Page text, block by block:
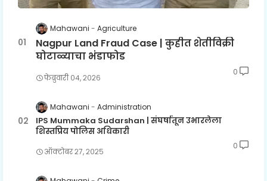
Mahawani Agriculture
Nagpur Land Fraud Case | कुहीत शेतीविक्री
घोटाळ्याचा भंडाफोड
फेब्रुवारी ०४, २०२६
0
Mahawani Administration
IPS Mummaka Sudarshan | संघर्षातून उभारलेला
शिस्तप्रिय पोलिस अधिकारी
ऑक्टोबर २७, २०२५
0